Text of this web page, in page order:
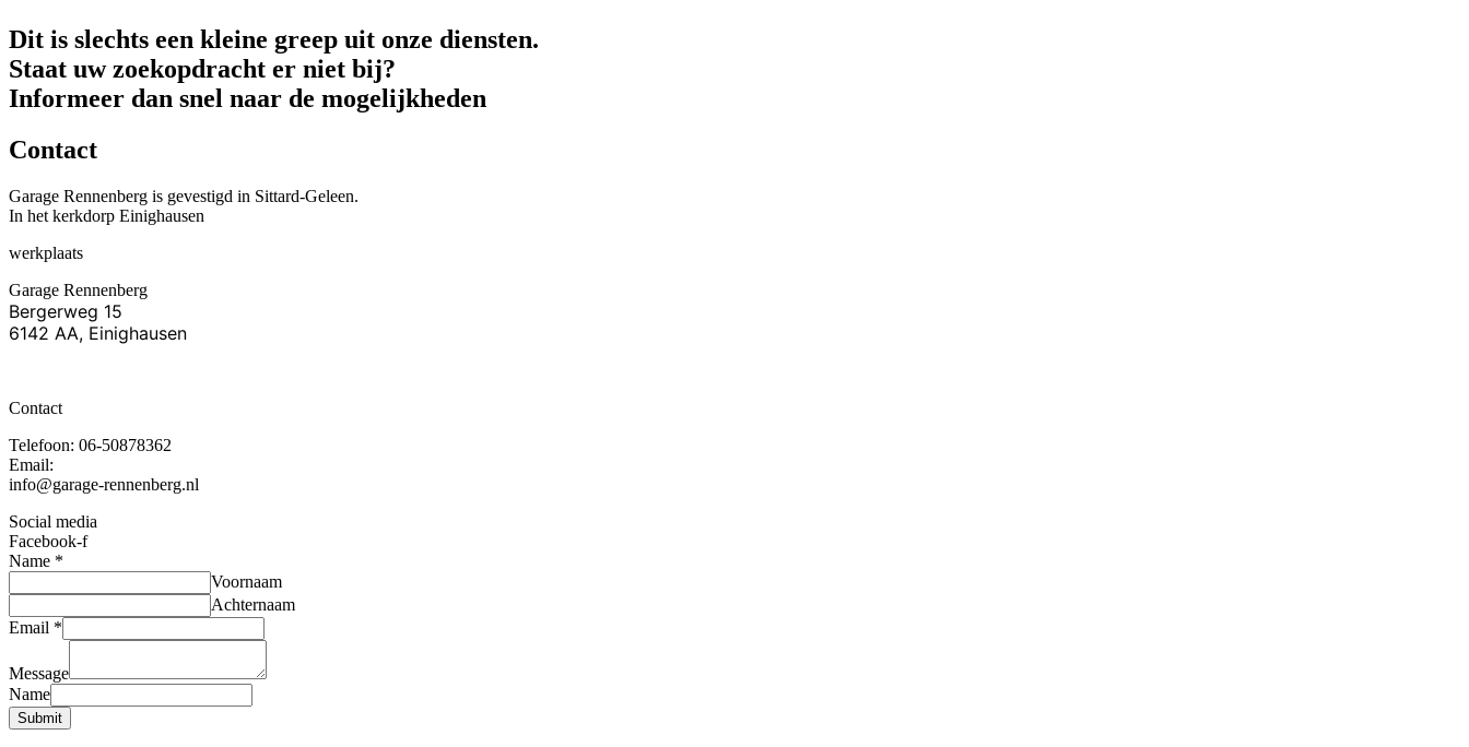
Dit is slechts een kleine greep uit onze diensten.
Staat uw zoekopdracht er niet bij?
Informeer dan snel naar de mogelijkheden
Contact
Garage Rennenberg is gevestigd in Sittard-Geleen.
In het kerkdorp Einighausen
werkplaats
Garage Rennenberg
Bergerweg 15
6142 AA, Einighausen
Contact
Telefoon: 06-50878362
Email:
info@garage-rennenberg.nl
Social media
Facebook-f
Name *
Voornaam
Achternaam
Email *
Message
Name
Submit